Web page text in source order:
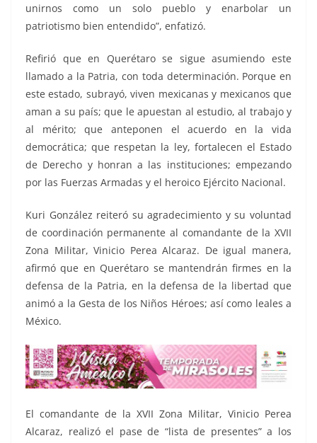
unirnos como un solo pueblo y enarbolar un
patriotismo bien entendido”, enfatizó.
Refirió que en Querétaro se sigue asumiendo este
llamado a la Patria, con toda determinación. Porque en
este estado, subrayó, viven mexicanas y mexicanos que
aman a su país; que le apuestan al estudio, al trabajo y
al mérito; que anteponen el acuerdo en la vida
democrática; que respetan la ley, fortalecen el Estado
de Derecho y honran a las instituciones; empezando
por las Fuerzas Armadas y el heroico Ejército Nacional.
Kuri González reiteró su agradecimiento y su voluntad
de coordinación permanente al comandante de la XVII
Zona Militar, Vinicio Perea Alcaraz. De igual manera,
afirmó que en Querétaro se mantendrán firmes en la
defensa de la Patria, en la defensa de la libertad que
animó a la Gesta de los Niños Héroes; así como leales a
México.
El comandante de la XVII Zona Militar, Vinicio Perea
Alcaraz, realizó el pase de “lista de presentes” a los